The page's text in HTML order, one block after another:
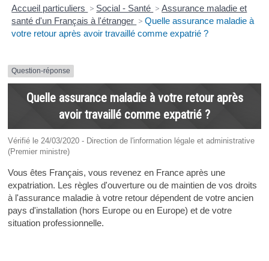
Accueil particuliers > Social - Santé > Assurance maladie et
santé d'un Français à l'étranger > Quelle assurance maladie à
votre retour après avoir travaillé comme expatrié ?
Question-réponse
Quelle assurance maladie à votre retour après
avoir travaillé comme expatrié ?
Vérifié le 24/03/2020 - Direction de l'information légale et administrative
(Premier ministre)
Vous êtes Français, vous revenez en France après une
expatriation. Les règles d'ouverture ou de maintien de vos droits
à l'assurance maladie à votre retour dépendent de votre ancien
pays d'installation (hors Europe ou en Europe) et de votre
situation professionnelle.